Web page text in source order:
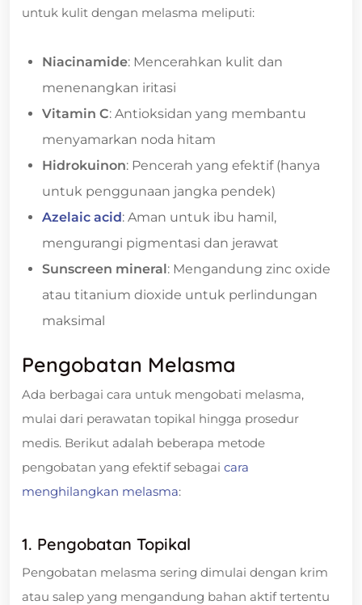
untuk kulit dengan melasma meliputi:
Niacinamide: Mencerahkan kulit dan
menenangkan iritasi
Vitamin C: Antioksidan yang membantu
menyamarkan noda hitam
Hidrokuinon: Pencerah yang efektif (hanya
untuk penggunaan jangka pendek)
Azelaic acid: Aman untuk ibu hamil,
mengurangi pigmentasi dan jerawat
Sunscreen mineral: Mengandung zinc oxide
atau titanium dioxide untuk perlindungan
maksimal
Pengobatan Melasma
Ada berbagai cara untuk mengobati melasma,
mulai dari perawatan topikal hingga prosedur
medis. Berikut adalah beberapa metode
pengobatan yang efektif sebagai cara
menghilangkan melasma:
1. Pengobatan Topikal
Pengobatan melasma sering dimulai dengan krim
atau salep yang mengandung bahan aktif tertentu